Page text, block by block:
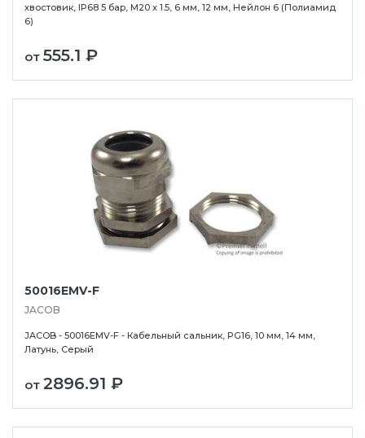
хвостовик, IP68 5 бар, M20 x 1.5, 6 мм, 12 мм, Нейлон 6 (Полиамид
6)
от 555.1 ₽
50016EMV-F
JACOB
JACOB - 50016EMV-F - Кабельный сальник, PG16, 10 мм, 14 мм,
Латунь, Серый
от 2896.91 ₽